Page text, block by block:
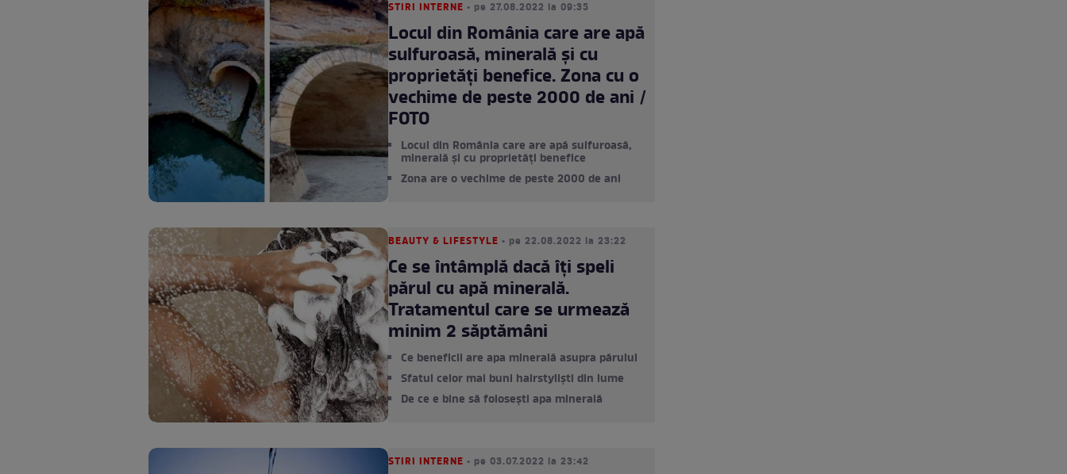
STIRI INTERNE • pe 27.08.2022 la 09:35
Locul din România care are apă
sulfuroasă, minerală și cu
proprietăți benefice. Zona cu o
vechime de peste 2000 de ani /
FOTO
Locul din România care are apă sulfuroasă,
minerală și cu proprietăți benefice
Zona are o vechime de peste 2000 de ani
BEAUTY & LIFESTYLE • pe 22.08.2022 la 23:22
Ce se întâmplă dacă îți speli
părul cu apă minerală.
Tratamentul care se urmează
minim 2 săptămâni
Ce beneficii are apa minerală asupra părului
Sfatul celor mai buni hairstyliști din lume
De ce e bine să folosești apa minerală
STIRI INTERNE • pe 03.07.2022 la 23:42